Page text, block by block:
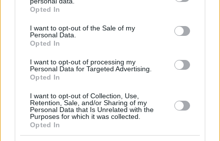
grant or deny consent to Google and its third-party tags to
use your data for below specified purposes in below Google
consent section.
Opted In
I want to opt-out of the Sale of my
Personal Data.
Opted In
I want to opt-out of processing my
Personal Data for Targeted Advertising.
Opted In
I want to opt-out of Collection, Use,
Retention, Sale, and/or Sharing of my
Personal Data that Is Unrelated with the
Purposes for which it was collected.
Opted In